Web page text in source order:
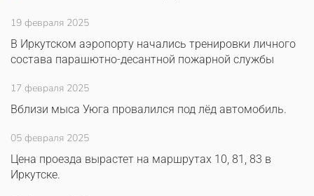
19 февраля 2025
В Иркутском аэропорту начались тренировки личного
состава парашютно-десантной пожарной службы
17 февраля 2025
Вблизи мыса Уюга провалился под лёд автомобиль.
05 февраля 2025
Цена проезда вырастет на маршрутах 10, 81, 83 в
Иркутске.